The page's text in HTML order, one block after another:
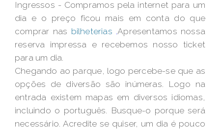
Ingressos - Compramos pela internet para um
dia e o preço ficou mais em conta do que
comprar nas bilheterias .Apresentamos nossa
reserva impressa e recebemos nosso ticket
para um dia.
Chegando ao parque, logo percebe-se que as
opções de diversão são inúmeras. Logo na
entrada existem mapas em diversos idiomas,
incluindo o português. Busque-o porque será
necessário. Acredite se quiser, um dia é pouco